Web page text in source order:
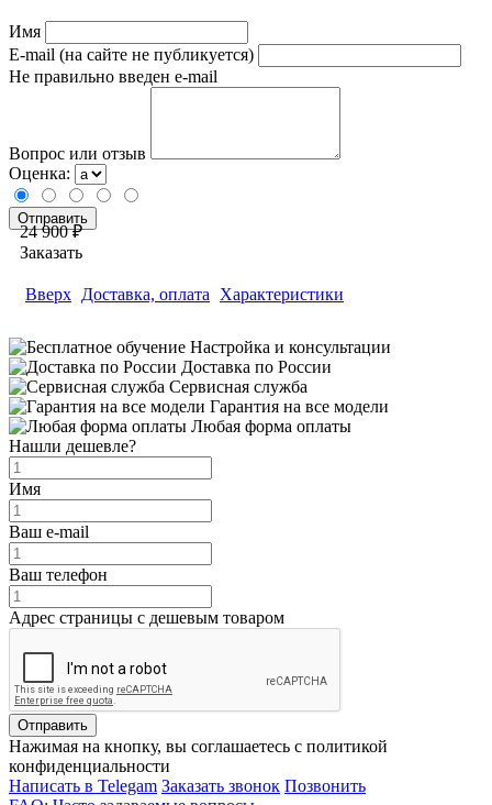
Имя
E-mail (на сайте не публикуется)
Не правильно введен e-mail
Вопрос или отзыв
Оценка:
24 900 ₽
Заказать
Вверх Доставка, оплата Характеристики
Настройка и консультации
Доставка по России
Сервисная служба
Гарантия на все модели
Любая форма оплаты
Нашли дешевле?
Имя
Ваш e-mail
Ваш телефон
Адрес страницы с дешевым товаром
Отправить
Нажимая на кнопку, вы соглашаетесь с политикой
конфиденциальности
Написать в Telegam Заказать звонок Позвонить